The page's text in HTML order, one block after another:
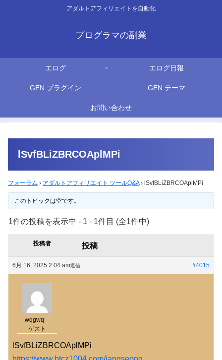
アダルトアフィリエイトを自動化
プログラマの副業
エログ エログ日報
GEN プラグイン GEN テーマ
お問い合わせ
lSvfBLiZBRCOAplMPi
フォーラム › アダルトアフィリエイト ツールQ&A › lSvfBLiZBRCOAplMPi
このトピックは空です。
1件の投稿を表示中 - 1 - 1件目 (全1件中)
投稿者 投稿
6月 16, 2025 2:04 am #4015
返信
wqgwq
ゲスト
lSvfBLiZBRCOAplMPi